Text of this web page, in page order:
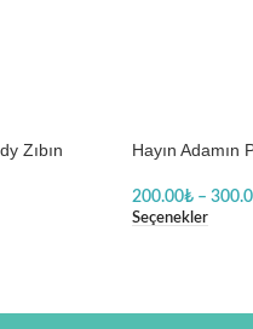
Zıbın
Hayın Adamın
200.00₺ –
Seçenekler